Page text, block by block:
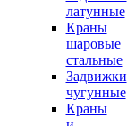
латунные
Краны
шаровые
стальные
Задвижки
чугунные
Краны